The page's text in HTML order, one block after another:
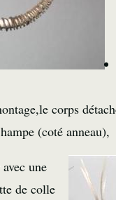
corps
(coté anneau),
une
de colle